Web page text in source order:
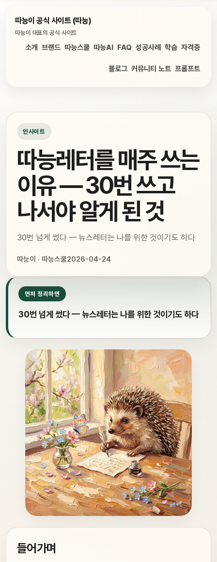
따능이 공식 사이트 (따능)
따능이 대표의 공식 사이트
소개 브랜드 따능스쿨 따능AI FAQ 성공사례 학습 자격증
블로그 커뮤니티 노트 프롬프트
인사이트
따능레터를 매주 쓰는
이유 — 30번 쓰고
나서야 알게 된 것
30번 넘게 썼다 — 뉴스레터는 나를 위한 것이기도 하다
따능이 · 따능스쿨2026-04-24
먼저 정리하면
30번 넘게 썼다 — 뉴스레터는 나를 위한 것이기도 하다
들어가며